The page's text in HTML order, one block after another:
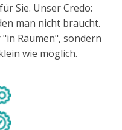
Sie. Unser Credo:
man nicht braucht.
Räumen", sondern
wie möglich.